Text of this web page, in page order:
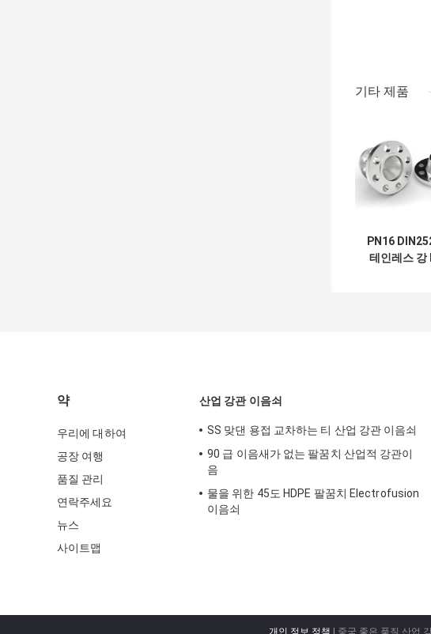
기타 제품
PN16
테인레스 강
약
우리에 대하여
공장 여행
품질 관리
연락주세요
뉴스
사이트맵
산업 강관 이음쇠
SS 맞댄 용접 교차하는 티 산업 강관 이음쇠
90 급 이음새가 없는 팔꿈치 산업적 강관이
음
물을 위한 45도 HDPE 팔꿈치 Electrofusion
이음쇠